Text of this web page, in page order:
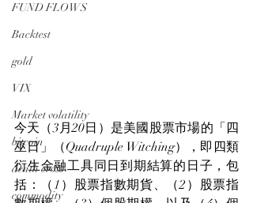
FUND FLOWS
Backtest
gold
VIX
Market volatility
bitcoin
death cross
commodity
今天（3月20日）是美國股票市場的「四
巫日」（Quadruple Witching），即四類
衍生金融工具同日到期結算的日子，包
括：（1）股票指數期貨、（2）股票指